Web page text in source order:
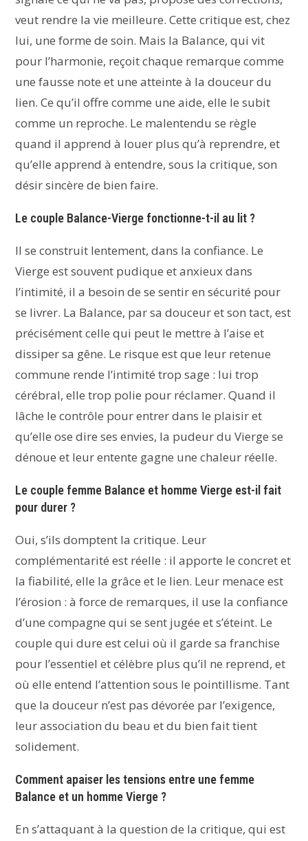
veut rendre la vie meilleure. Cette critique est, chez
lui, une forme de soin. Mais la Balance, qui vit
pour l’harmonie, reçoit chaque remarque comme
une fausse note et une atteinte à la douceur du
lien. Ce qu’il offre comme une aide, elle le subit
comme un reproche. Le malentendu se règle
quand il apprend à louer plus qu’à reprendre, et
qu’elle apprend à entendre, sous la critique, son
désir sincère de bien faire.
Le couple Balance-Vierge fonctionne-t-il au lit ?
Il se construit lentement, dans la confiance. Le
Vierge est souvent pudique et anxieux dans
l’intimité, il a besoin de se sentir en sécurité pour
se livrer. La Balance, par sa douceur et son tact, est
précisément celle qui peut le mettre à l’aise et
dissiper sa gêne. Le risque est que leur retenue
commune rende l’intimité trop sage : lui trop
cérébral, elle trop polie pour réclamer. Quand il
lâche le contrôle pour entrer dans le plaisir et
qu’elle ose dire ses envies, la pudeur du Vierge se
dénoue et leur entente gagne une chaleur réelle.
Le couple femme Balance et homme Vierge est-il fait
pour durer ?
Oui, s’ils domptent la critique. Leur
complémentarité est réelle : il apporte le concret et
la fiabilité, elle la grâce et le lien. Leur menace est
l’érosion : à force de remarques, il use la confiance
d’une compagne qui se sent jugée et s’éteint. Le
couple qui dure est celui où il garde sa franchise
pour l’essentiel et célèbre plus qu’il ne reprend, et
où elle entend l’attention sous le pointillisme. Tant
que la douceur n’est pas dévorée par l’exigence,
leur association du beau et du bien fait tient
solidement.
Comment apaiser les tensions entre une femme
Balance et un homme Vierge ?
En s’attaquant à la question de la critique, qui est